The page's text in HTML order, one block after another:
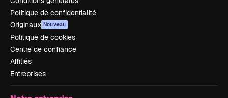
Politique de confidentialité
Originaux Nouveau
Politique de cookies
Centre de confiance
Affiliés
Entreprises